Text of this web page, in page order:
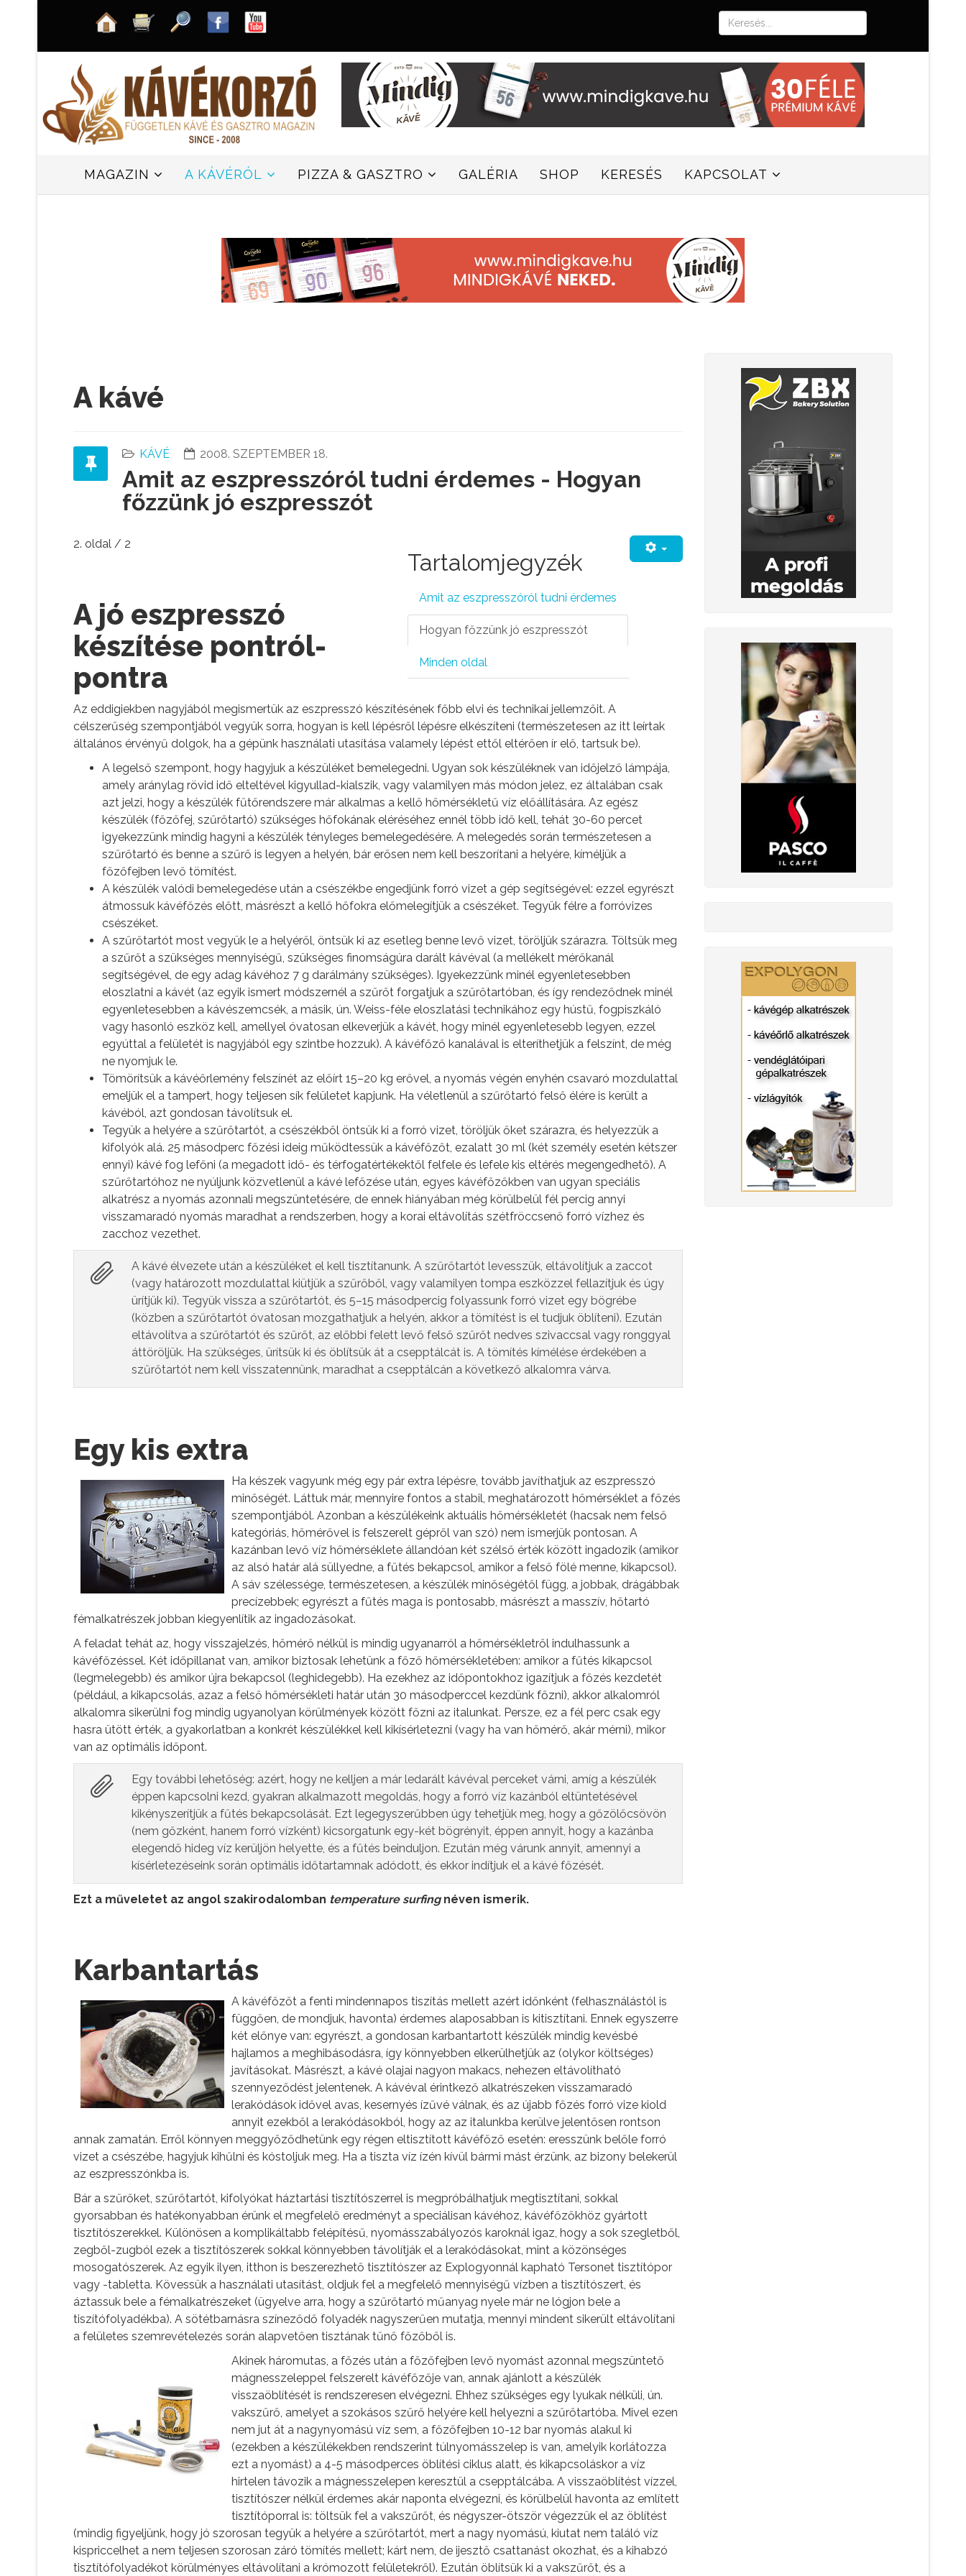
MAGAZIN A KÁVÉRÓL PIZZA & GASZTRO GALÉRIA SHOP KERESÉS KAPCSOLAT
A kávé
KÁVÉ 2008. SZEPTEMBER 18.
Amit az eszpresszóról tudni érdemes - Hogyan
főzzünk jó eszpresszót
Tartalomjegyzék
Amit az eszpresszóról tudni érdemes
Hogyan főzzünk jó eszpresszót
Minden oldal
2. oldal / 2
A jó eszpresszó
készítése pontról-
pontra
Az eddigiekben nagyjából megismertük az eszpresszó készítésének főbb elvi és technikai jellemzőit. A
célszerűség szempontjából vegyük sorra, hogyan is kell lépésről lépésre elkészíteni (természetesen az itt leírtak
általános érvényű dolgok, ha a gépünk használati utasítása valamely lépést ettől eltérően ír elő, tartsuk be).
A legelső szempont, hogy hagyjuk a készüléket bemelegedni. Ugyan sok készüléknek van időjelző lámpája,
amely aránylag rövid idő elteltével kigyullad-kialszik, vagy valamilyen más módon jelez, ez általában csak
azt jelzi, hogy a készülék fűtőrendszere már alkalmas a kellő hőmérsékletű víz előállítására. Az egész
készülék (főzőfej, szűrőtartó) szükséges hőfokának eléréséhez ennél több idő kell, tehát 30-60 percet
igyekezzünk mindig hagyni a készülék tényleges bemelegedésére. A melegedés során természetesen a
szűrőtartó és benne a szűrő is legyen a helyén, bár erősen nem kell beszorítani a helyére, kíméljük a
főzőfejben levő tömítést.
A készülék valódi bemelegedése után a csészékbe engedjünk forró vizet a gép segítségével: ezzel egyrészt
átmossuk kávéfőzés előtt, másrészt a kellő hőfokra előmelegítjük a csészéket. Tegyük félre a forróvizes
csészéket.
A szűrőtartót most vegyük le a helyéről, öntsük ki az esetleg benne levő vizet, töröljük szárazra. Töltsük meg
a szűrőt a szükséges mennyiségű, szükséges finomságúra darált kávéval (a mellékelt mérőkanál
segítségével, de egy adag kávéhoz 7 g darálmány szükséges). Igyekezzünk minél egyenletesebben
eloszlatni a kávét (az egyik ismert módszernél a szűrőt forgatjuk a szűrőtartóban, és így rendeződnek minél
egyenletesebben a kávészemcsék, a másik, ún. Weiss-féle eloszlatási technikához egy hústű, fogpiszkáló
vagy hasonló eszköz kell, amellyel óvatosan elkeverjük a kávét, hogy minél egyenletesebb legyen, ezzel
egyúttal a felületét is nagyjából egy szintbe hozzuk). A kávéfőző kanalával is elteríthetjük a felszínt, de még
ne nyomjuk le.
Tömörítsük a kávéőrlemény felszínét az előírt 15–20 kg erővel, a nyomás végén enyhén csavaró mozdulattal
emeljük el a tampert, hogy teljesen sík felületet kapjunk. Ha véletlenül a szűrőtartó felső élére is került a
kávéból, azt gondosan távolítsuk el.
Tegyük a helyére a szűrőtartót, a csészékből öntsük ki a forró vizet, töröljük őket szárazra, és helyezzük a
kifolyók alá. 25 másodperc főzési ideig működtessük a kávéfőzőt, ezalatt 30 ml (két személy esetén kétszer
ennyi) kávé fog lefőni (a megadott idő- és térfogatértékektől felfele és lefele kis eltérés megengedhető). A
szűrőtartóhoz ne nyúljunk közvetlenül a kávé lefőzése után, egyes kávéfőzőkben van ugyan speciális
alkatrész a nyomás azonnali megszüntetésére, de ennek hiányában még körülbelül fél percig annyi
visszamaradó nyomás maradhat a rendszerben, hogy a korai eltávolítás szétfröccsenő forró vízhez és
zacchoz vezethet.
A kávé élvezete után a készüléket el kell tisztítanunk. A szűrőtartót levesszük, eltávolítjuk a zaccot
(vagy határozott mozdulattal kiütjük a szűrőből, vagy valamilyen tompa eszközzel fellazítjuk és úgy
ürítjük ki). Tegyük vissza a szűrőtartót, és 5–15 másodpercig folyassunk forró vizet egy bögrébe
(közben a szűrőtartót óvatosan mozgathatjuk a helyén, akkor a tömítést is el tudjuk öblíteni). Ezután
eltávolítva a szűrőtartót és szűrőt, az előbbi felett levő felső szűrőt nedves szivaccsal vagy ronggyal
áttöröljük. Ha szükséges, ürítsük ki és öblítsük át a csepptálcát is. A tömítés kímélése érdekében a
szűrőtartót nem kell visszatennünk, maradhat a csepptálcán a következő alkalomra várva.
Egy kis extra
Ha készek vagyunk még egy pár extra lépésre, tovább javíthatjuk az eszpresszó
minőségét. Láttuk már, mennyire fontos a stabil, meghatározott hőmérséklet a főzés
szempontjából. Azonban a készülékeink aktuális hőmérsékletét (hacsak nem felső
kategóriás, hőmérővel is felszerelt gépről van szó) nem ismerjük pontosan. A
kazánban levő víz hőmérséklete állandóan két szélső érték között ingadozik (amikor
az alsó határ alá süllyedne, a fűtés bekapcsol, amikor a felső fölé menne, kikapcsol).
A sáv szélessége, természetesen, a készülék minőségétől függ, a jobbak, drágábbak
precízebbek; egyrészt a fűtés maga is pontosabb, másrészt a masszív, hőtartó
fémalkatrészek jobban kiegyenlítik az ingadozásokat.
A feladat tehát az, hogy visszajelzés, hőmérő nélkül is mindig ugyanarról a hőmérsékletről indulhassunk a
kávéfőzéssel. Két időpillanat van, amikor biztosak lehetünk a főző hőmérsékletében: amikor a fűtés kikapcsol
(legmelegebb) és amikor újra bekapcsol (leghidegebb). Ha ezekhez az időpontokhoz igazítjuk a főzés kezdetét
(például, a kikapcsolás, azaz a felső hőmérsékleti határ után 30 másodperccel kezdünk főzni), akkor alkalomról
alkalomra sikerülni fog mindig ugyanolyan körülmények között főzni az italunkat. Persze, ez a fél perc csak egy
hasra ütött érték, a gyakorlatban a konkrét készülékkel kell kikísérletezni (vagy ha van hőmérő, akár mérni), mikor
van az optimális időpont.
Egy további lehetőség: azért, hogy ne kelljen a már ledarált kávéval perceket várni, amíg a készülék
éppen kapcsolni kezd, gyakran alkalmazott megoldás, hogy a forró víz kazánból eltüntetésével
kikényszerítjük a fűtés bekapcsolását. Ezt legegyszerűbben úgy tehetjük meg, hogy a gőzölőcsövön
(nem gőzként, hanem forró vízként) kicsorgatunk egy-két bögrényit, éppen annyit, hogy a kazánba
elegendő hideg víz kerüljön helyette, és a fűtés beinduljon. Ezután még várunk annyit, amennyi a
kísérletezéseink során optimális időtartamnak adódott, és ekkor indítjuk el a kávé főzését.
Ezt a műveletet az angol szakirodalomban temperature surfingnéven ismerik.
Karbantartás
A kávéfőzőt a fenti mindennapos tiszítás mellett azért időnként (felhasználástól is
függően, de mondjuk, havonta) érdemes alaposabban is kitisztítani. Ennek egyszerre
két előnye van: egyrészt, a gondosan karbantartott készülék mindig kevésbé
hajlamos a meghibásodásra, így könnyebben elkerülhetjük az (olykor költséges)
javításokat. Másrészt, a kávé olajai nagyon makacs, nehezen eltávolítható
szennyeződést jelentenek. A kávéval érintkező alkatrészeken visszamaradó
lerakódások idővel avas, kesernyés ízűvé válnak, és az újabb főzés forró vize kiold
annyit ezekből a lerakódásokból, hogy az az italunkba kerülve jelentősen rontson
annak zamatán. Erről könnyen meggyőződhetünk egy régen eltisztított kávéfőző esetén: eresszünk belőle forró
vizet a csészébe, hagyjuk kihűlni és kóstoljuk meg. Ha a tiszta víz ízén kívül bármi mást érzünk, az bizony belekerül
az eszpresszónkba is.
Bár a szűrőket, szűrőtartót, kifolyókat háztartási tisztítószerrel is megpróbálhatjuk megtisztítani, sokkal
gyorsabban és hatékonyabban érünk el megfelelő eredményt a speciálisan kávéhoz, kávéfőzőkhöz gyártott
tisztítószerekkel. Különösen a komplikáltabb felépítésű, nyomásszabályozós karoknál igaz, hogy a sok szegletből,
zegből-zugból ezek a tisztítószerek sokkal könnyebben távolítják el a lerakódásokat, mint a közönséges
mosogatószerek. Az egyik ilyen, itthon is beszerezhető tisztítószer az Explogyonnál kapható Tersonet tisztítópor
vagy -tabletta. Kövessük a használati utasítást, oldjuk fel a megfelelő mennyiségű vízben a tisztítószert, és
áztassuk bele a fémalkatrészeket (ügyelve arra, hogy a szűrőtartó műanyag nyele már ne lógjon bele a
tiszítófolyadékba). A sötétbarnásra színeződő folyadék nagyszerűen mutatja, mennyi mindent sikerült eltávolítani
a felületes szemrevételezés során alapvetően tisztának tűnő főzőből is.
Akinek háromutas, a főzés után a főzőfejben levő nyomást azonnal megszüntető
mágnesszeleppel felszerelt kávéfőzője van, annak ajánlott a készülék
visszaöblítését is rendszeresen elvégezni. Ehhez szükséges egy lyukak nélküli, ún.
vakszűrő, amelyet a szokásos szűrő helyére kell helyezni a szűrőtartóba. Mivel ezen
nem jut át a nagynyomású víz sem, a főzőfejben 10-12 bar nyomás alakul ki
(ezekben a készülékekben rendszerint túlnyomásszelep is van, amelyik korlátozza
ezt a nyomást) a 4-5 másodperces öblítési ciklus alatt, és kikapcsoláskor a víz
hirtelen távozik a mágnesszelepen keresztül a csepptálcába. A visszaöblítést vízzel,
tisztítószer nélkül érdemes akár naponta elvégezni, és körülbelül havonta az említett
tisztítóporral is: töltsük fel a vakszűrőt, és négyszer-ötször végezzük el az öblítést
(mindig figyeljünk, hogy jó szorosan tegyük a helyére a szűrőtartót, mert a nagy nyomású, kiutat nem találó víz
kispriccelhet a nem teljesen szorosan záró tömítés mellett; kárt nem, de ijesztő csattanást okozhat, és a kihabzó
tisztítófolyadékot körülményes eltávolítani a krómozott felületekről). Ezután öblítsük ki a vakszűrőt, és a